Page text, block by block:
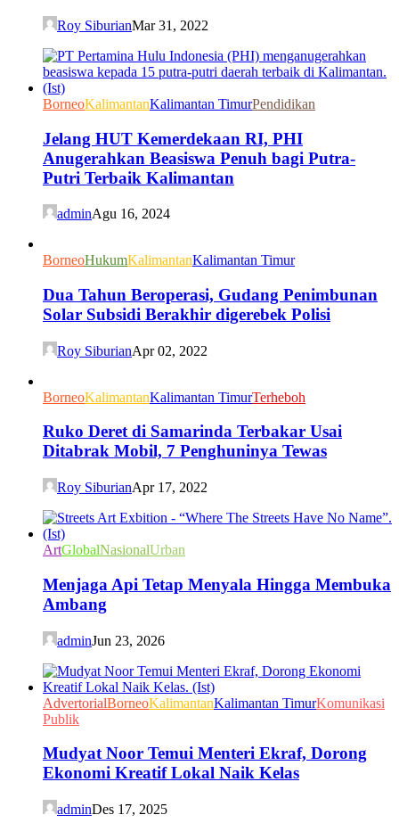
Roy SiburianMar 31, 2022
BorneoKalimantanKalimantan TimurPendidikan
Jelang HUT Kemerdekaan RI, PHI
Anugerahkan Beasiswa Penuh bagi Putra-
Putri Terbaik Kalimantan
adminAgu 16, 2024
BorneoHukumKalimantanKalimantan Timur
Dua Tahun Beroperasi, Gudang Penimbunan
Solar Subsidi Berakhir digerebek Polisi
Roy SiburianApr 02, 2022
BorneoKalimantanKalimantan TimurTerheboh
Ruko Deret di Samarinda Terbakar Usai
Ditabrak Mobil, 7 Penghuninya Tewas
Roy SiburianApr 17, 2022
ArtGlobalNasionalUrban
Menjaga Api Tetap Menyala Hingga Membuka
Ambang
adminJun 23, 2026
AdvertorialBorneoKalimantanKalimantan TimurKomunikasi
Publik
Mudyat Noor Temui Menteri Ekraf, Dorong
Ekonomi Kreatif Lokal Naik Kelas
adminDes 17, 2025